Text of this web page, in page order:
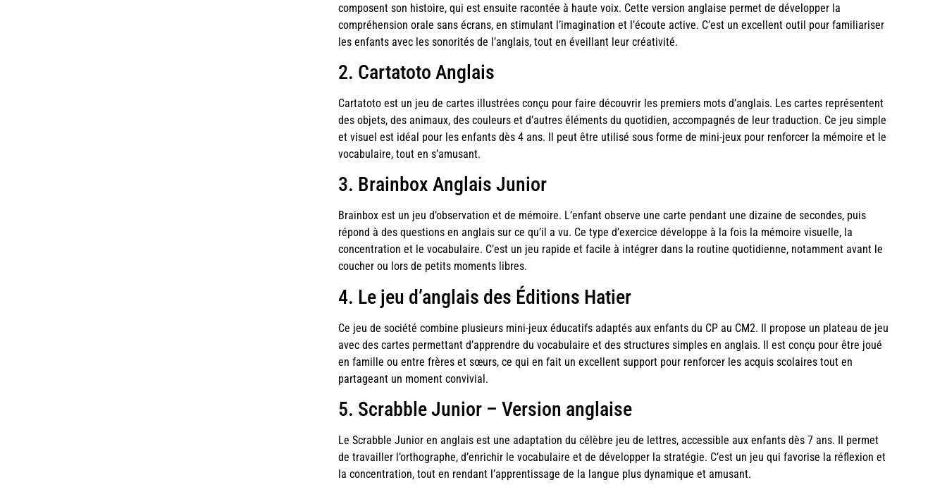
composent son histoire, qui est ensuite racontée à haute voix. Cette version anglaise permet de développer la
compréhension orale sans écrans, en stimulant l’imagination et l’écoute active. C’est un excellent outil pour familiariser
les enfants avec les sonorités de l’anglais, tout en éveillant leur créativité.
2. Cartatoto Anglais
Cartatoto est un jeu de cartes illustrées conçu pour faire découvrir les premiers mots d’anglais. Les cartes représentent
des objets, des animaux, des couleurs et d’autres éléments du quotidien, accompagnés de leur traduction. Ce jeu simple
et visuel est idéal pour les enfants dès 4 ans. Il peut être utilisé sous forme de mini-jeux pour renforcer la mémoire et le
vocabulaire, tout en s’amusant.
3. Brainbox Anglais Junior
Brainbox est un jeu d’observation et de mémoire. L’enfant observe une carte pendant une dizaine de secondes, puis
répond à des questions en anglais sur ce qu’il a vu. Ce type d’exercice développe à la fois la mémoire visuelle, la
concentration et le vocabulaire. C’est un jeu rapide et facile à intégrer dans la routine quotidienne, notamment avant le
coucher ou lors de petits moments libres.
4. Le jeu d’anglais des Éditions Hatier
Ce jeu de société combine plusieurs mini-jeux éducatifs adaptés aux enfants du CP au CM2. Il propose un plateau de jeu
avec des cartes permettant d’apprendre du vocabulaire et des structures simples en anglais. Il est conçu pour être joué
en famille ou entre frères et sœurs, ce qui en fait un excellent support pour renforcer les acquis scolaires tout en
partageant un moment convivial.
5. Scrabble Junior – Version anglaise
Le Scrabble Junior en anglais est une adaptation du célèbre jeu de lettres, accessible aux enfants dès 7 ans. Il permet
de travailler l’orthographe, d’enrichir le vocabulaire et de développer la stratégie. C’est un jeu qui favorise la réflexion et
la concentration, tout en rendant l’apprentissage de la langue plus dynamique et amusant.